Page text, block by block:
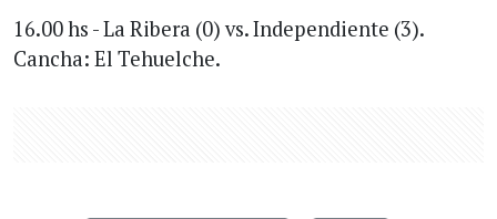
16.00 hs - La Ribera (0) vs. Independiente (3).
Cancha: El Tehuelche.